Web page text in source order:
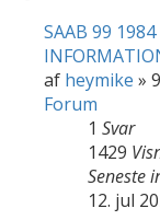
SAAB 99
af heymike »
Forum
1 Svar
1429
Seneste
12. jul